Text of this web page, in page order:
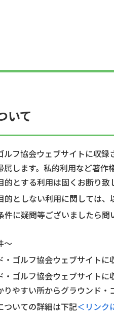
いて
ルフ協会ウェブサイトに収
属します。私的利用など著作
的とする利用は固くお断り致
的としない利用に関しては、
に疑問等ございましたら問
～
・ゴルフ協会ウェブサイトに
・ゴルフ協会ウェブサイト
りやすい所からグラウンド・
いての詳細は下記＜リンク